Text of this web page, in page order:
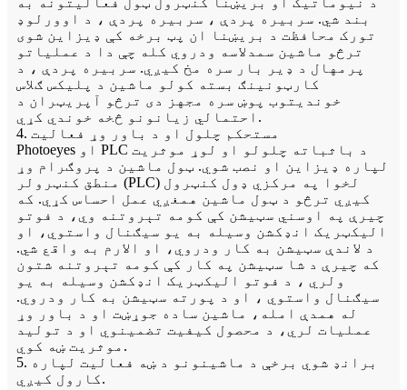
بند شي. سربیره پردې ، سربیره پردې ، د اوورلوډ
تورک محافظت د بریښنا ان پټ برخه کې ډیزاین شوی
ترڅو ماشین سمدلاسه ودروي کله چې دا د عملیاتو
پرمهال د ډیر بار سره مخ کیږي. سربیره پردې ، د
کارټونینګ بسته کولو ماشین د پلیکس ګلاس
خوندیتوب پوښ سره مجهز دی ترڅو آپریټران د
احتمالي زیانونو څخه خوندي کړي.
4. مستحکم چلول او د باور وړ فعالیت
Photoeyes او PLC د باثباته چلولو او لوړ موثریت
لپاره ډیزاین او نصب شوي. ټول ماشین د پروګرام وړ
منطق کنټرولر (PLC) لخوا په مرکزي ډول کنټرول
کیږي ترڅو د ټول ماشین همغږي عمل احساس کړي. که
چیرې په اوسني سټیشن کې کومه تېروتنه وي، د فوتو
الیکټریک انډکشن وسیله به یو سیګنال واستوي، او
د لاندې سټیشن به کار ودروي، او الارم به واقع شي.
که چیرې د شا سټیشن په کار کې کومه تېروتنه شتون
ولري ، د فوتو الیکټریک انډکشن وسیله به یو
سیګنال واستوي ، او د پورته سټیشن به کار ودروي.
له همدې امله، ماشین ساده جوړښت او د باور وړ
عملیات لري، د محصول کیفیت تضمینوي او د تولید
موثریت ښه کوي.
5. برانډ شوي برخې د ماشینونو د ښه فعالیت لپاره
کارول کیږي.